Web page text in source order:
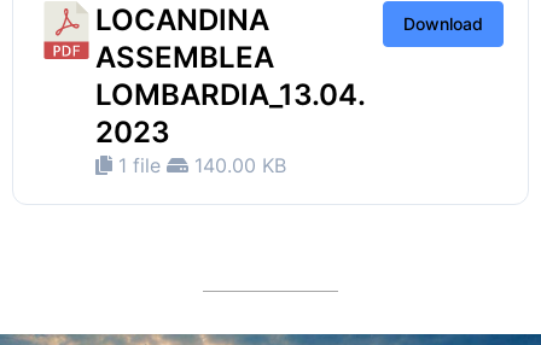
LOCANDINA
ASSEMBLEA
LOMBARDIA_13.04.
2023
1 file 140.00 KB
Download